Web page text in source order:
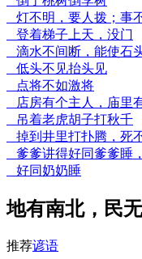
灯不明，要人拨；事
登着梯子上天，没门
滴水不间断，能使石
低头不见抬头见
点将不如激将
店房有个主人，庙里
吊着老虎胡子打秋千
掉到井里打扑腾，死
爹爹讲得好同爹爹睡
好同奶奶睡
地有南北，民
推荐谚语